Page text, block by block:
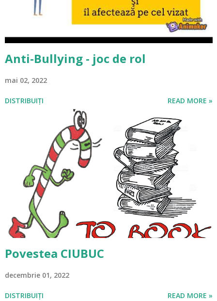
Anti-Bullying - joc de rol
mai 02, 2022
DISTRIBUIȚI READ MORE »
Povestea CIUBUC
decembrie 01, 2022
DISTRIBUIȚI READ MORE »